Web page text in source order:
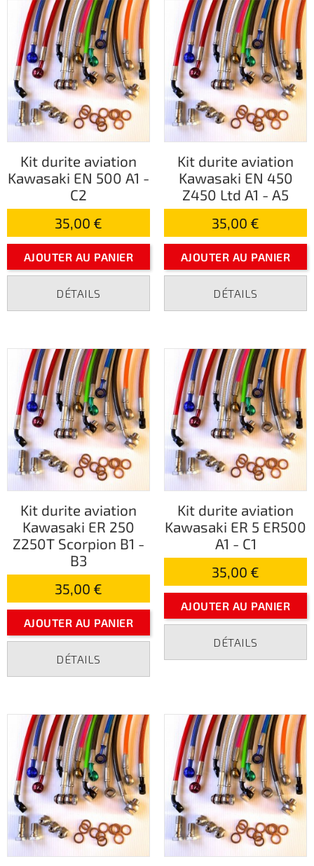
Kit durite aviation
Kawasaki EN 500 A1 -
C2
35,00 €
AJOUTER AU PANIER
DÉTAILS
Kit durite aviation
Kawasaki EN 450
Z450 Ltd A1 - A5
35,00 €
AJOUTER AU PANIER
DÉTAILS
Kit durite aviation
Kawasaki ER 250
Z250T Scorpion B1 -
B3
35,00 €
AJOUTER AU PANIER
DÉTAILS
Kit durite aviation
Kawasaki ER 5 ER500
A1 - C1
35,00 €
AJOUTER AU PANIER
DÉTAILS